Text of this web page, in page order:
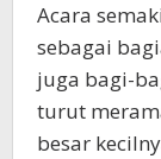
Acara
sebagai
juga bagi-
turut
besar